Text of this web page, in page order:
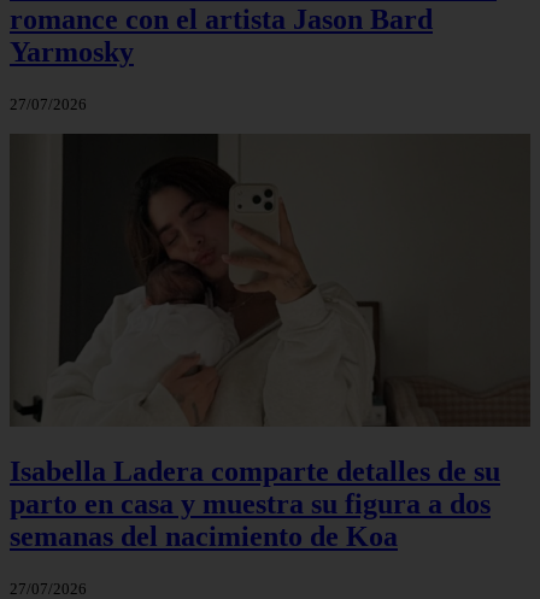
romance con el artista Jason Bard
Yarmosky
27/07/2026
Isabella Ladera comparte detalles de su
parto en casa y muestra su figura a dos
semanas del nacimiento de Koa
27/07/2026